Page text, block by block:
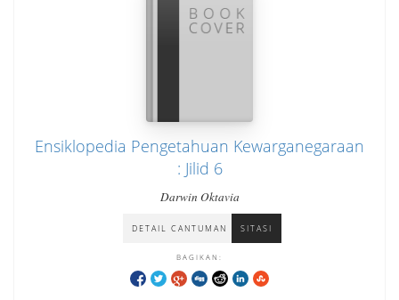
Ensiklopedia Pengetahuan Kewarganegaraan
: Jilid 6
Darwin Oktavia
DETAIL CANTUMAN SITASI
BAGIKAN: